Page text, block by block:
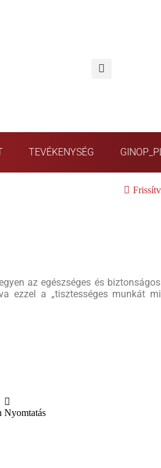
TEVÉKENYSÉG
az egészséges és
ezzel a „tisztességes munkát
Nyomtatás